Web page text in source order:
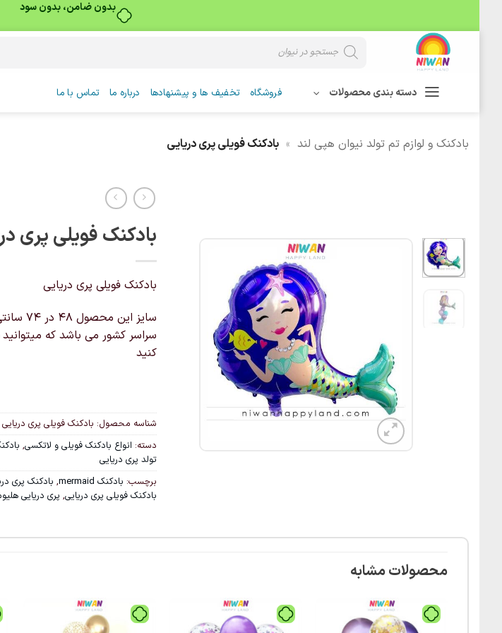
بدون ضامن، بدون سود
content
search
دسته بندی محصولات فروشگاه تخفیف ها و پیشنهادها درباره ما تماس با ما
بادکنک و لوازم تم تولد نیوان هپی لند » بادکنک فویلی پری دریایی
بادکنک فویلی پری
بادکنک فویلی پری دریایی
سایز
سراسر کشور می باشد که میتوانید
کنید
شناسه محصول: بادکنک فویلی پری دریایی
دسته: انواع بادکنک فویلی و لاتکسی,
تولد پری دریایی
برچسب: بادکنک mermaid , بادکنک پری
بادکنک فویلی پری دریایی, پری دریایی
محصولات مشابه